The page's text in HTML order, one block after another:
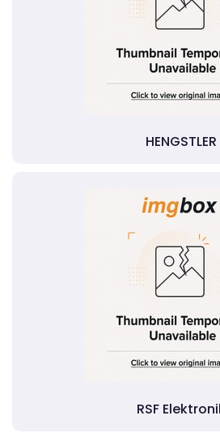
HENGSTLER
RSF